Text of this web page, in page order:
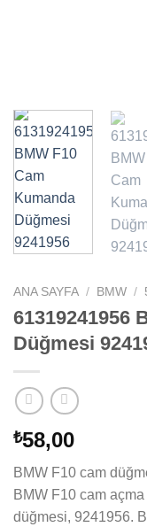
ANA SAYFA / BMW /
61319241956
Düğmesi
₺58,00
BMW F10 cam
BMW F10 cam
düğmesi, 9241956.